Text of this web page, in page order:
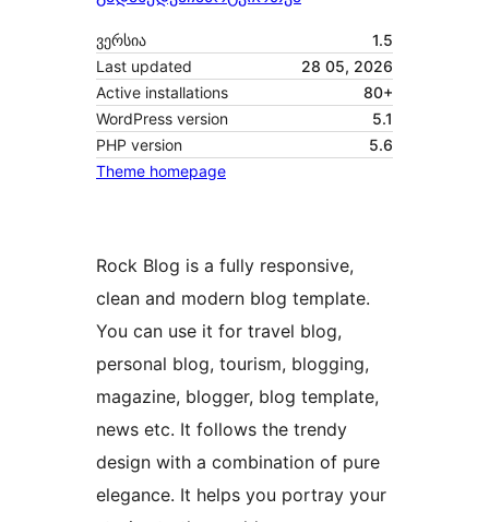
ვერსია
1.5
Last updated
28 05, 2026
Active installations
80+
WordPress version
5.1
PHP version
5.6
Theme homepage
Rock Blog is a fully responsive,
clean and modern blog template.
You can use it for travel blog,
personal blog, tourism, blogging,
magazine, blogger, blog template,
news etc. It follows the trendy
design with a combination of pure
elegance. It helps you portray your